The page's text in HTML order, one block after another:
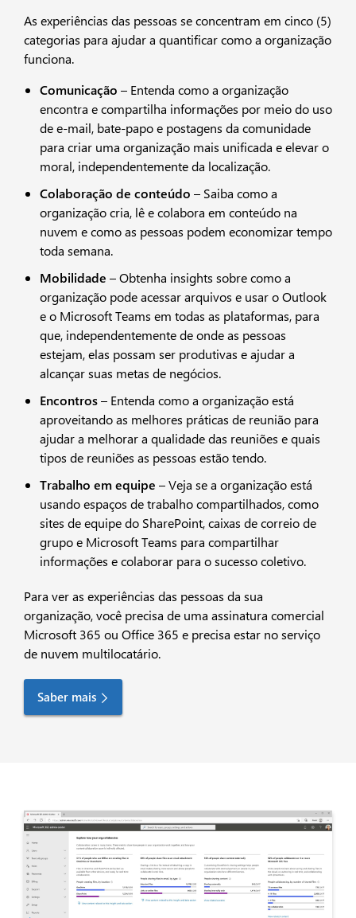
As experiências das pessoas se concentram em cinco (5)
categorias para ajudar a quantificar como a organização
funciona.
Comunicação – Entenda como a organização
encontra e compartilha informações por meio do uso
de e-mail, bate-papo e postagens da comunidade
para criar uma organização mais unificada e elevar o
moral, independentemente da localização.​​
Colaboração de conteúdo – Saiba como a
organização cria, lê e colabora em conteúdo na
nuvem e como as pessoas podem economizar tempo
toda semana.
Mobilidade – Obtenha insights sobre como a
organização pode acessar arquivos e usar o Outlook
e o Microsoft Teams em todas as plataformas, para
que, independentemente de onde as pessoas
estejam, elas possam ser produtivas e ajudar a
alcançar suas metas de negócios.​​
Encontros– Entenda como a organização está
aproveitando as melhores práticas de reunião para
ajudar a melhorar a qualidade das reuniões e quais
tipos de reuniões as pessoas estão tendo.
Trabalho em equipe – Veja se a organização está
usando espaços de trabalho compartilhados, como
sites de equipe do SharePoint, caixas de correio de
grupo e Microsoft Teams para compartilhar
informações e colaborar para o sucesso coletivo.
Para ver as experiências das pessoas da sua
organização, você precisa de uma assinatura comercial
Microsoft 365 ou Office 365 e precisa estar no serviço
de nuvem multilocatário.
Saber mais